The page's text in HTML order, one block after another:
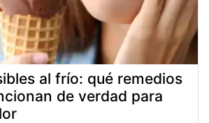
al frío: qué remedios
de verdad para